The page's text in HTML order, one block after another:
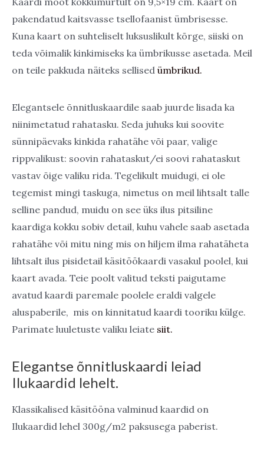
pakendatud kaitsvasse tsellofaanist ümbrisesse.
Kuna kaart on suhteliselt luksuslikult kõrge, siiski on
teda võimalik kinkimiseks ka ümbrikusse asetada. Meil
on teile pakkuda näiteks sellised ümbrikud.
Elegantsele õnnitluskaardile saab juurde lisada ka
niinimetatud rahatasku. Seda juhuks kui soovite
sünnipäevaks kinkida rahatähe või paar, valige
rippvalikust: soovin rahataskut/ei soovi rahataskut
vastav õige valiku rida. Tegelikult muidugi, ei ole
tegemist mingi taskuga, nimetus on meil lihtsalt talle
selline pandud, muidu on see üks ilus pitsiline
kaardiga kokku sobiv detail, kuhu vahele saab asetada
rahatähe või mitu ning mis on hiljem ilma rahatäheta
lihtsalt ilus pisidetail käsitöökaardi vasakul poolel, kui
kaart avada. Teie poolt valitud teksti paigutame
avatud kaardi paremale poolele eraldi valgele
aluspaberile, mis on kinnitatud kaardi tooriku külge.
Parimate luuletuste valiku leiate siit.
Elegantse õnnitluskaardi leiad
Ilukaardid lehelt.
Klassikalised käsitööna valminud kaardid on
Ilukaardid lehel 300g/m2 paksusega paberist.